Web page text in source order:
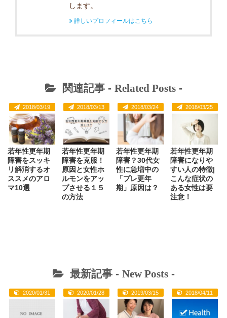
します。
詳しいプロフィールはこちら
関連記事 - Related Posts-
2018/03/19
若年性更年期
障害をスッキ
リ解消するオ
ススメのアロ
マ10選
2018/03/13
若年性更年期
障害を克服！
原因と女性ホ
ルモンをアッ
プさせる１５
の方法
2018/03/24
若年性更年期
障害？30代女
性に急増中の
「プレ更年
期」原因は？
2018/03/25
若年性更年期
障害になりや
すい人の特徴|
こんな症状の
ある女性は要
注意！
最新記事 - New Posts-
2020/01/31 2020/01/28 2019/03/15 2018/04/11